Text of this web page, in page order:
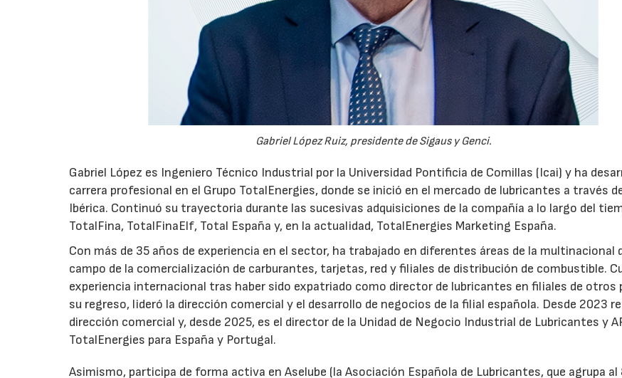
Gabriel López Ruiz, presidente de Sigaus y Genci.
Gabriel López es Ingeniero Técnico Industrial por la Universidad Pontificia de Comillas (Icai) y ha
carrera profesional en el Grupo TotalEnergies, donde se inició en el mercado de lubricantes a través
Ibérica. Continuó su trayectoria durante las sucesivas adquisiciones de la compañía a lo largo del
TotalFina, TotalFinaElf, Total España y, en la actualidad, TotalEnergies Marketing España.
Con más de 35 años de experiencia en el sector, ha trabajado en diferentes áreas de la multinacional
campo de la comercialización de carburantes, tarjetas, red y filiales de distribución de combustible.
experiencia internacional tras haber sido expatriado como director de lubricantes en filiales de otros
su regreso, lideró la dirección comercial y el desarrollo de negocios de la filial española. Desde 2023
dirección comercial y, desde 2025, es el director de la Unidad de Negocio Industrial de Lubricantes y
TotalEnergies para España y Portugal.
Asimismo, participa de forma activa en Aselube (la Asociación Española de Lubricantes, que agrupa al